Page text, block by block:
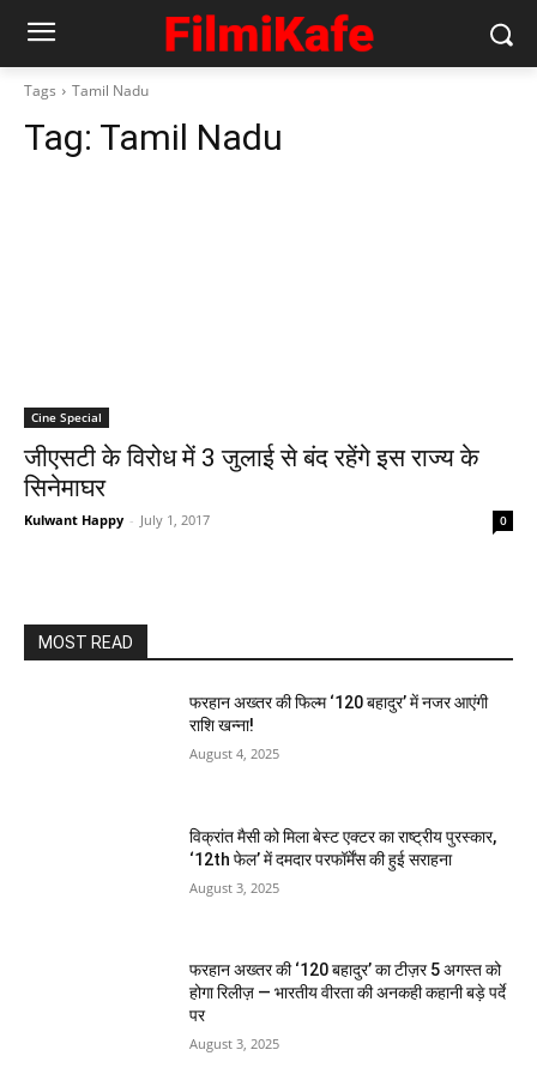
Tags Tamil Nadu
Tag: Tamil Nadu
Cine Special
जीएसटी के विरोध में 3 जुलाई से बंद रहेंगे इस राज्‍य के
सिनेमाघर
Kulwant Happy - July 1, 2017 0
MOST READ
फरहान अख्तर की फिल्म ‘120 बहादुर’ में नजर आएंगी
राशि खन्ना!
August 4, 2025
विक्रांत मैसी को मिला बेस्ट एक्टर का राष्ट्रीय पुरस्कार,
‘12th फेल’ में दमदार परफॉर्मेंस की हुई सराहना
August 3, 2025
फरहान अख्तर की ‘120 बहादुर’ का टीज़र 5 अगस्त को
होगा रिलीज़ — भारतीय वीरता की अनकही कहानी बड़े पर्दे
पर
August 3, 2025